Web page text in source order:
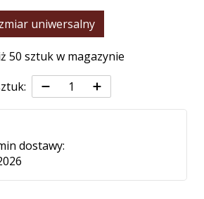
uniwersalny
50 sztuk w magazynie
dostawy: